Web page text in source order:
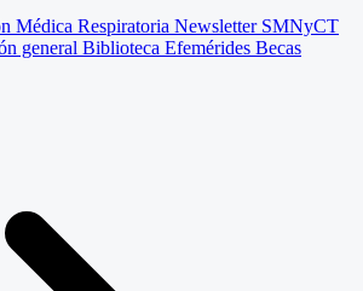
Médica Respiratoria Newsletter SMNyCT
general Biblioteca Efemérides Becas